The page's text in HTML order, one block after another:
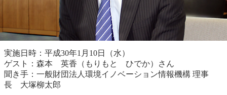
実施日時：平成30年1月10日（水）
ゲスト：森本 英香（もりもと ひでか）さん
聞き手：一般財団法人環境イノベーション情報機構 理事
長 大塚柳太郎